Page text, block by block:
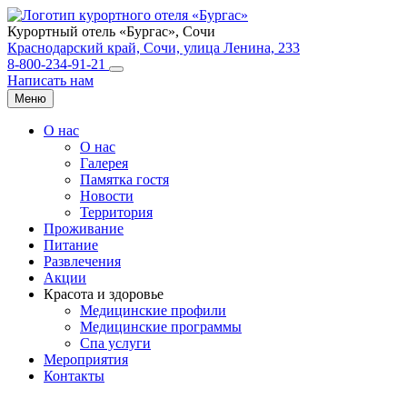
Курортный отель «Бургас», Сочи
Краснодарский край, Сочи, улица Ленина, 233
8-800-234-91-21
Написать нам
Меню
О нас
О нас
Галерея
Памятка гостя
Новости
Территория
Проживание
Питание
Развлечения
Акции
Красота и здоровье
Медицинские профили
Медицинские программы
Спа услуги
Мероприятия
Контакты